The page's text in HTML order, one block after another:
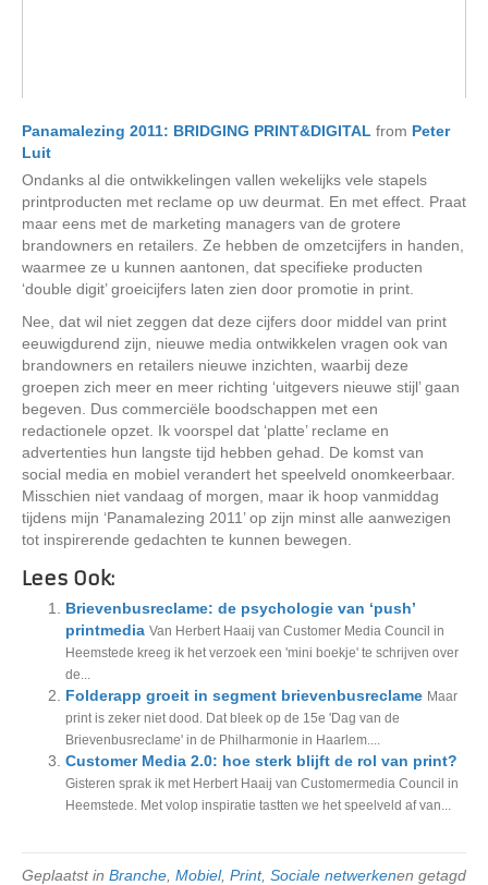
Panamalezing 2011: BRIDGING PRINT&DIGITAL from Peter
Luit
Ondanks al die ontwikkelingen vallen wekelijks vele stapels
printproducten met reclame op uw deurmat. En met effect. Praat
maar eens met de marketing managers van de grotere
brandowners en retailers. Ze hebben de omzetcijfers in handen,
waarmee ze u kunnen aantonen, dat specifieke producten
‘double digit’ groeicijfers laten zien door promotie in print.
Nee, dat wil niet zeggen dat deze cijfers door middel van print
eeuwigdurend zijn, nieuwe media ontwikkelen vragen ook van
brandowners en retailers nieuwe inzichten, waarbij deze
groepen zich meer en meer richting ‘uitgevers nieuwe stijl’ gaan
begeven. Dus commerciële boodschappen met een
redactionele opzet. Ik voorspel dat ‘platte’ reclame en
advertenties hun langste tijd hebben gehad. De komst van
social media en mobiel verandert het speelveld onomkeerbaar.
Misschien niet vandaag of morgen, maar ik hoop vanmiddag
tijdens mijn ‘Panamalezing 2011’ op zijn minst alle aanwezigen
tot inspirerende gedachten te kunnen bewegen.
Lees Ook:
Brievenbusreclame: de psychologie van ‘push’
printmedia Van Herbert Haaij van Customer Media Council in
Heemstede kreeg ik het verzoek een 'mini boekje' te schrijven over
de...
Folderapp groeit in segment brievenbusreclame Maar
print is zeker niet dood. Dat bleek op de 15e 'Dag van de
Brievenbusreclame' in de Philharmonie in Haarlem....
Customer Media 2.0: hoe sterk blijft de rol van print?
Gisteren sprak ik met Herbert Haaij van Customermedia Council in
Heemstede. Met volop inspiratie tastten we het speelveld af van...
Geplaatst in Branche Mobiel, Print, Sociale netwerkenen getagd